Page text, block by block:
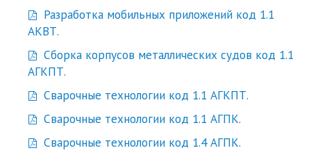
Разработка мобильных приложений код 1.1
АКВТ.
Сборка корпусов металлических судов код 1.1
АГКПТ.
Сварочные технологии код 1.1 АГКПТ.
Сварочные технологии код 1.1 АГПК.
Сварочные технологии код 1.4 АГПК.